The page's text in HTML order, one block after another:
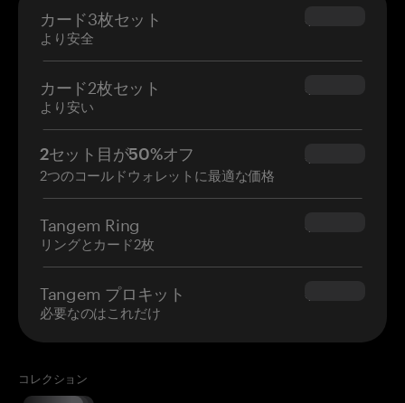
カード3枚セット
より安全
$69.90
カード2枚セット
より安い
$54.90
2セット目が50%オフ
2つのコールドウォレットに最適な価格
$34.95
Tangem Ring
リングとカード2枚
$160.00
Tangem プロキット
必要なのはこれだけ
$180.00
コレクション